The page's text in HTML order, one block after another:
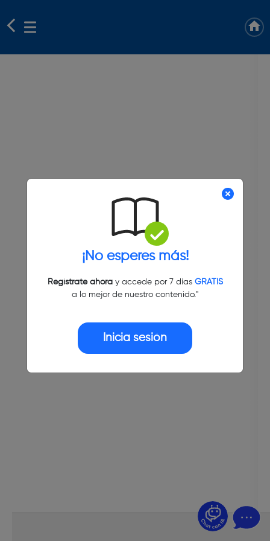
¡No esperes más!
Regístrate ahoray accede por 7 días GRATIS
a lo mejor de nuestro contenido."
Inicia sesión